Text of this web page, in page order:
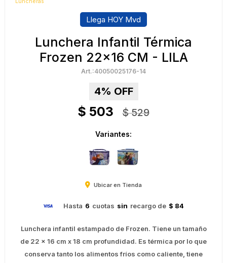
Luncheras
Llega HOY Mvd
Lunchera Infantil Térmica
Frozen 22x16 CM - LILA
40050025176-14
4
$ 503 $ 529
Variantes:
Ubicar en Tienda
Hasta 6 cuotas sin recargo de $ 84
Lunchera infantil estampado de Frozen. Tiene un tamaño
de 22 x 16 cm x 18 cm profundidad. Es térmica por lo que
conserva tanto los alimentos fríos como caliente, tiene